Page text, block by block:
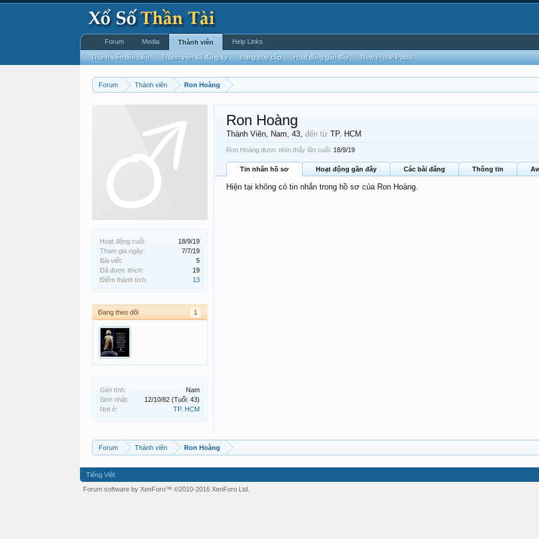
Forum Thành viên Ron Hoàng
Hoạt động cuối:
18/9/19
Tham gia ngày:
7/7/19
Bài viết:
5
Đã được thích:
19
Điểm thành tích:
13
Đang theo dõi 1
Giới tính:
Nam
Sinh nhật:
12/10/82 (Tuổi: 43)
Nơi ở:
TP. HCM
Ron Hoàng
Thành Viên, Nam, 43, đến từ TP. HCM
Ron Hoàng được nhìn thấy lần cuối: 18/9/19
Tin nhắn hồ sơ Hoạt động gần đây Các bài đăng Thông tin
Hiện tại không có tin nhắn trong hồ sơ của Ron Hoàng.
Forum Thành viên Ron Hoàng
Forum Media Thành viên
Thành viên tiêu biểu Thành viên đã đăng ký Đang truy cập Hoạt động gần đây New Profile Posts
Help Links
Tiếng Việt
Forum software by XenForo™ ©2010-2016 XenForo Ltd.